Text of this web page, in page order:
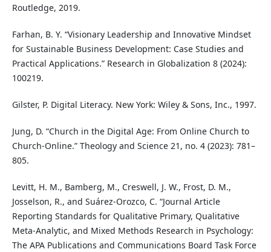
Routledge, 2019.
Farhan, B. Y. “Visionary Leadership and Innovative Mindset
for Sustainable Business Development: Case Studies and
Practical Applications.” Research in Globalization 8 (2024):
100219.
Gilster, P. Digital Literacy. New York: Wiley & Sons, Inc., 1997.
Jung, D. “Church in the Digital Age: From Online Church to
Church-Online.” Theology and Science 21, no. 4 (2023): 781–
805.
Levitt, H. M., Bamberg, M., Creswell, J. W., Frost, D. M.,
Josselson, R., and Suárez-Orozco, C. “Journal Article
Reporting Standards for Qualitative Primary, Qualitative
Meta-Analytic, and Mixed Methods Research in Psychology:
The APA Publications and Communications Board Task Force